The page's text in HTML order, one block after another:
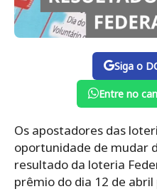
Siga o
Entre no
Os apostadores das
oportunidade de mudar
resultado da loteria
prêmio do dia 12 de